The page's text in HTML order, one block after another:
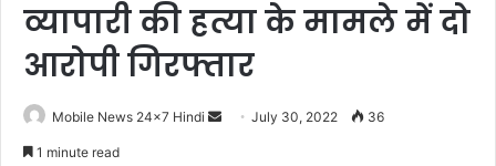
व्यापारी की हत्या के मामले में दो
आरोपी गिरफ्तार
Mobile News 24x7 Hindi
SendJuly 30, 2022 36
1 minute read